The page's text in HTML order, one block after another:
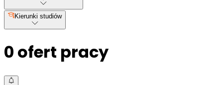
Kierunki studiów
0 ofert pracy